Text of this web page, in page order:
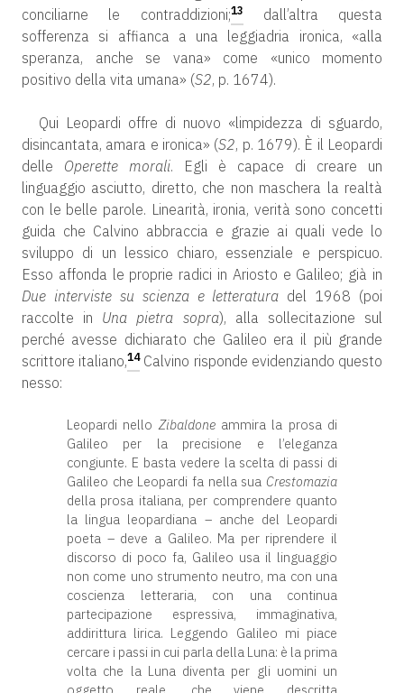
conciliarne le contraddizioni;13
dall’altra questa
sofferenza si affianca a una leggiadria ironica, «alla
speranza, anche se vana» come «unico momento
positivo della vita umana» (S2, p. 1674).
Qui Leopardi offre di nuovo «limpidezza di sguardo,
disincantata, amara e ironica» (S2, p. 1679). È il Leopardi
delle Operette morali. Egli è capace di creare un
linguaggio asciutto, diretto, che non maschera la realtà
con le belle parole. Linearità, ironia, verità sono concetti
guida che Calvino abbraccia e grazie ai quali vede lo
sviluppo di un lessico chiaro, essenziale e perspicuo.
Esso affonda le proprie radici in Ariosto e Galileo; già in
Due interviste su scienza e letteratura del 1968 (poi
raccolte in Una pietra sopra), alla sollecitazione sul
perché avesse dichiarato che Galileo era il più grande
scrittore italiano,14Calvino risponde evidenziando questo
nesso:
Leopardi nelloZibaldoneammira la prosa di
Galileo per la precisione e l’eleganza
congiunte. E basta vedere la scelta di passi di
Galileo che Leopardi fa nella sua Crestomazia
della prosa italiana, per comprendere quanto
la lingua leopardiana – anche del Leopardi
poeta – deve a Galileo. Ma per riprendere il
discorso di poco fa, Galileo usa il linguaggio
non come uno strumento neutro, ma con una
coscienza letteraria, con una continua
partecipazione espressiva, immaginativa,
addirittura lirica. Leggendo Galileo mi piace
cercare i passi in cui parla della Luna: è la prima
volta che la Luna diventa per gli uomini un